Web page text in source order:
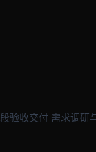
验收交付 需求调研